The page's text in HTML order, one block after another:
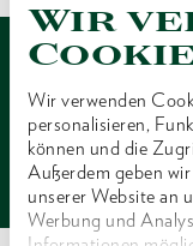
Wir
Wir verwenden
personalisieren,
können und die
Außerdem geben
unserer Website an
Werbung und